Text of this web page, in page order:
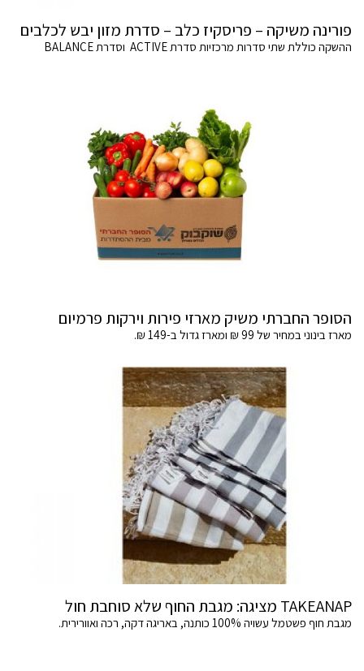
פורינה משיקה – פריסקיז כלב – סדרת מזון יבש לכלבים
ההשקה כוללת שתי סדרות מרכזיות סדרת ACTIVE וסדרת BALANCE
הסופר החברתי משיק מארזי פירות וירקות פרמיום
מארז בינוני במחיר של 99 ₪ ומארז גדול ב-149 ₪.
TAKEANAP מציגה: מגבת החוף שלא סוחבת חול
מגבת חוף פשטמל עשויה 100% כותנה, באריגה דקה, רכה ואוורירית.